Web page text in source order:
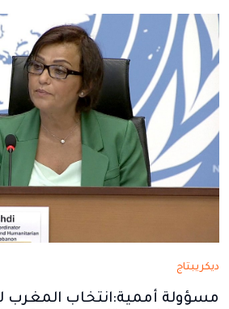
جديدةجديدةجديدةجديدة
ديكريبتاج
مسؤولة أممية:انتخاب